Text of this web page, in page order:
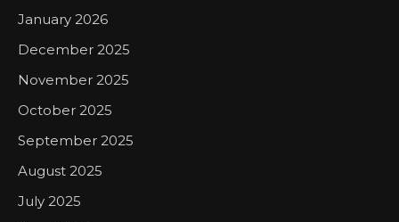
January 2026
December 2025
November 2025
October 2025
September 2025
August 2025
July 2025